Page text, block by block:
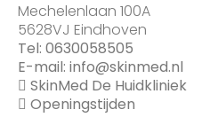
Mechelenlaan 100A
5628VJ Eindhoven
Tel: 0630058505
E-mail: info@skinmed.nl
SkinMed De Huidkliniek
Openingstijden